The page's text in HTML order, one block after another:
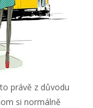
právě z důvodu
si normálně